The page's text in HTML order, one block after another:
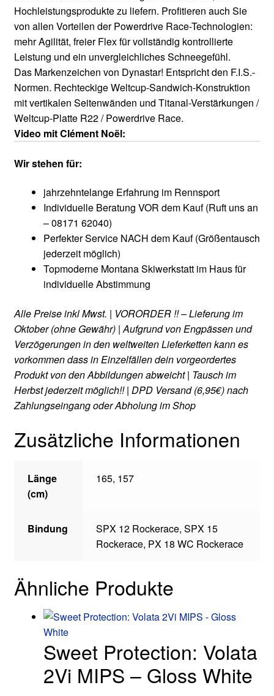
Hochleistungsprodukte zu liefern. Profitieren auch Sie
von allen Vorteilen der Powerdrive Race-Technologien:
mehr Agilität, freier Flex für vollständig kontrollierte
Leistung und ein unvergleichliches Schneegefühl.
Das Markenzeichen von Dynastar! Entspricht den F.I.S.-
Normen. Rechteckige Weltcup-Sandwich-Konstruktion
mit vertikalen Seitenwänden und Titanal-Verstärkungen /
Weltcup-Platte R22 / Powerdrive Race.
Video mit Clément Noël:
Wir stehen für:
jahrzehntelange Erfahrung im Rennsport
Individuelle Beratung VOR dem Kauf (Ruft uns an
– 08171 62040)
Perfekter Service NACH dem Kauf (Größentausch
jederzeit möglich)
Topmoderne Montana Skiwerkstatt im Haus für
individuelle Abstimmung
Alle Preise inkl Mwst. | VORORDER !! – Lieferung im
Oktober (ohne Gewähr) | Aufgrund von Engpässen und
Verzögerungen in den weltweiten Lieferketten kann es
vorkommen dass in Einzelfällen dein vorgeordertes
Produkt von den Abbildungen abweicht | Tausch im
Herbst jederzeit möglich!! | DPD Versand (6,95€) nach
Zahlungseingang oder Abholung im Shop
Zusätzliche Informationen
Länge
(cm)
165, 157
Bindung
SPX 12 Rockerace, SPX 15
Rockerace, PX 18 WC Rockerace
Ähnliche Produkte
Sweet Protection: Volata
2Vi MIPS – Gloss White